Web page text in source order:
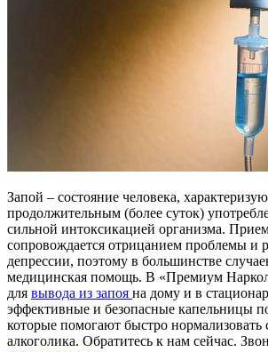
Запой – состояние человека,
продолжительным (более суток)
сильной интоксикацией организма.
сопровождается отрицанием проблемы и
депрессии, поэтому в большинстве
медицинская помощь. В «Премиум
для вывода из запоя на дому и в
эффективные и безопасные капельницы
которые помогают быстро нормализовать
алкоголика. Обратитесь к нам сейчас.